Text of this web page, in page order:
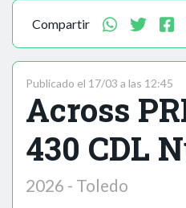
Compartir
Publicado el 17/03 a las 12:45
Across
430 CDL
2026 - Toledo